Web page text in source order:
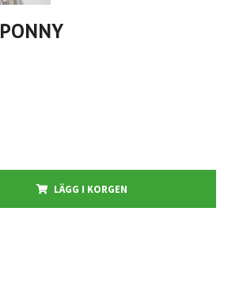
LÄGG I KORGEN